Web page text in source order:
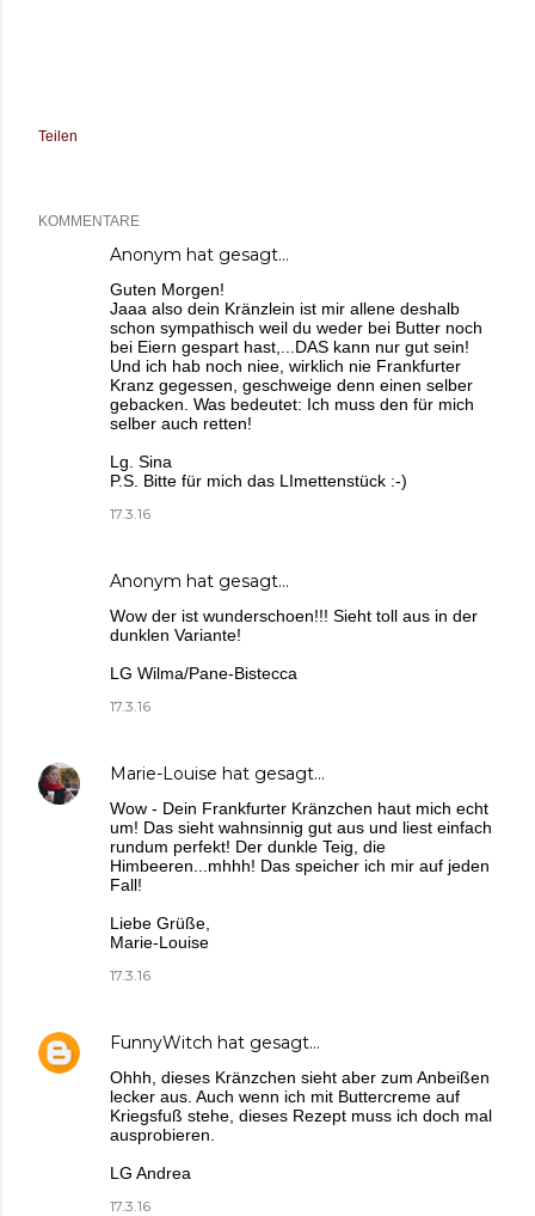
Teilen
KOMMENTARE
Anonym hat gesagt…
Guten Morgen!
Jaaa also dein Kränzlein ist mir allene deshalb
schon sympathisch weil du weder bei Butter noch
bei Eiern gespart hast,...DAS kann nur gut sein!
Und ich hab noch niee, wirklich nie Frankfurter
Kranz gegessen, geschweige denn einen selber
gebacken. Was bedeutet: Ich muss den für mich
selber auch retten!
Lg. Sina
P.S. Bitte für mich das LImettenstück :-)
17.3.16
Anonym hat gesagt…
Wow der ist wunderschoen!!! Sieht toll aus in der
dunklen Variante!
LG Wilma/Pane-Bistecca
17.3.16
Marie-Louise hat gesagt…
Wow - Dein Frankfurter Kränzchen haut mich echt
um! Das sieht wahnsinnig gut aus und liest einfach
rundum perfekt! Der dunkle Teig, die
Himbeeren...mhhh! Das speicher ich mir auf jeden
Fall!
Liebe Grüße,
Marie-Louise
17.3.16
FunnyWitch hat gesagt…
Ohhh, dieses Kränzchen sieht aber zum Anbeißen
lecker aus. Auch wenn ich mit Buttercreme auf
Kriegsfuß stehe, dieses Rezept muss ich doch mal
ausprobieren.
LG Andrea
17.3.16